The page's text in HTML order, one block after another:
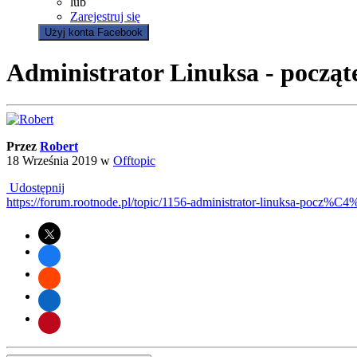
Zarejestruj się
Użyj konta Facebook
Administrator Linuksa -
Przez Robert
18 Września 2019 w Offtopic
Udostępnij
https://forum.rootnode.pl/topic/1156-administrator-linuksa-